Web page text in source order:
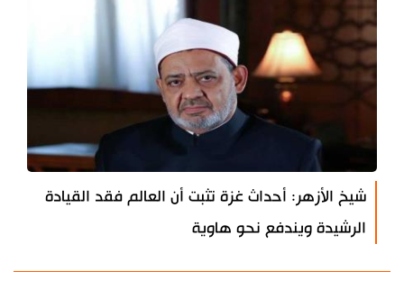
شيخ الأزهر: أحداث غزة تثبت أن العالم فقد القيادة
الرشيدة ويندفع نحو هاوية